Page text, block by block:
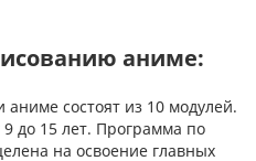
аниме:
состоят из 10 модулей.
до 15 лет. Программа по
на освоение главных